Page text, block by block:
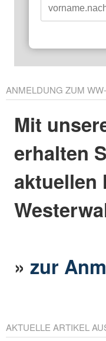
ANMELDUNG ZUM
Mit
erhalten
aktuellen
»zur
AKTUELLE ARTIKEL